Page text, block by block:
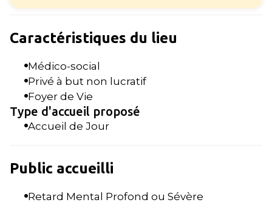
Caractéristiques du lieu
Médico-social
Privé à but non lucratif
Foyer de Vie
Type d'accueil proposé
Accueil de Jour
Public accueilli
Retard Mental Profond ou Sévère